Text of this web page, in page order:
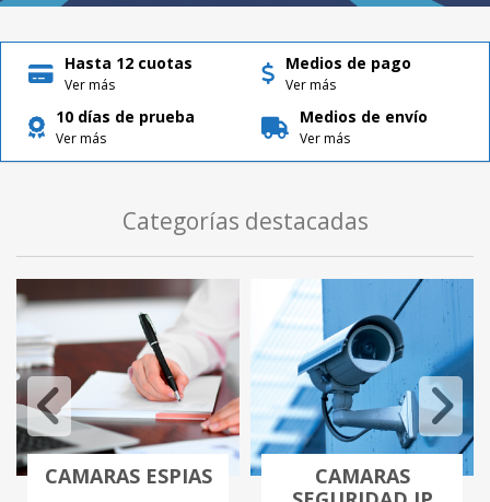
Hasta 12 cuotas
Ver más
Medios de pago
Ver más
10 días de prueba
Ver más
Medios de envío
Ver más
Categorías destacadas
CAMARAS ESPIAS
CAMARAS